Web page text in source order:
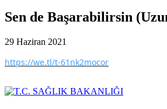
Sen de Başarabilirsin
29 Haziran 2021
https://we.tl/t-61nk2mocor